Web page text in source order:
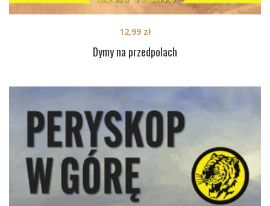
Dymy na przedpolach
12,99 zł